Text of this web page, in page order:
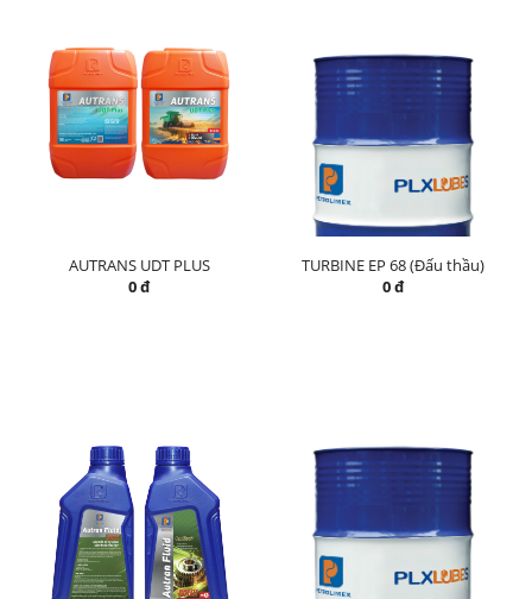
AUTRANS UDT PLUS
0 đ
TURBINE EP 68 (Đấu thầu)
0 đ